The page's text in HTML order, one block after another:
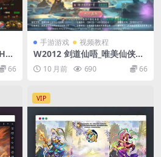
用
后
66
手游游戏 视频教程
W2012 剑道仙唔_唯美仙侠手
游3D剑道仙唔_WIN学习手工
服务端_无IP数限制_通用视频
教程_安卓端_GM物品充值后
台
10 月前 690 66
VIP